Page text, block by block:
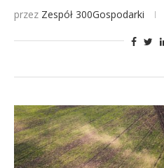
przez Zespół 300Gospodarki